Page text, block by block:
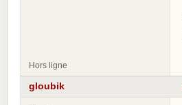
Hors ligne
gloubik